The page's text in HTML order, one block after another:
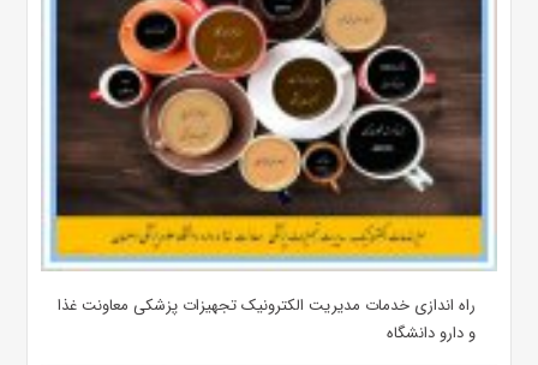
راه اندازی خدمات مدیریت الکترونیک تجهیزات پزشکی معاونت غذا
و دارو دانشگاه